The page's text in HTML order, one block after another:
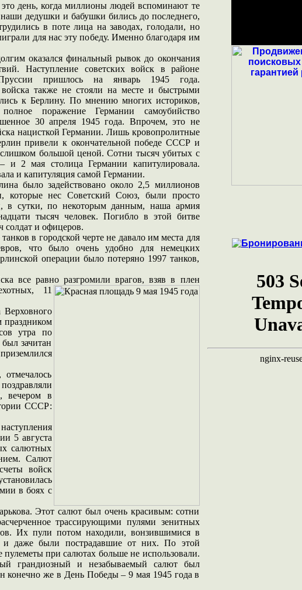
день, когда миллионы людей вспоминают те
наши дедушки и бабушки бились до последнего,
в поте лица на заводах, голодали, но
для нас эту победу. Именно благодаря им
оказался финальный рывок до окончания
Наступление советских войск в районе
пришлось на январь 1945 года.
также не стояли на месте и быстрыми
к Берлину. По мнению многих историков,
полное поражение Германии самоубийство
30 апреля 1945 года. Впрочем, это не
нацисткой Германии. Лишь кровопролитные
привели к окончательной победе СССР и
большой ценой. Сотни тысяч убитых с
и 2 мая столица Германии капитулировала.
и капитуляция самой Германии.
было задействовано около 2,5 миллионов
которые нес СоветскийСоюз, были просто
в сутки, по некоторым данным, наша армия
тысяч человек. Погибло в этой битве
солдат и офицеров.
в городской черте не давало им места для
что было очень удобно для немецких
операции было потеряно 1997 танков,
все равно разгромили врагов, взявв плен
11
праздником
утра по
зачитан
вечером в
СССР:
5 августа
салютных
Салют
войск
в боях с
Этот салют был очень красивым: сотни
трассирующими пулями зенитных
Их пули потом находили, вонзившимися в
и даже были пострадавшие от них. По этой
пулеметы при салютах больше не использовали.
грандиозный и незабываемый салют был
конечно же в День Победы – 9 мая 1945 года в